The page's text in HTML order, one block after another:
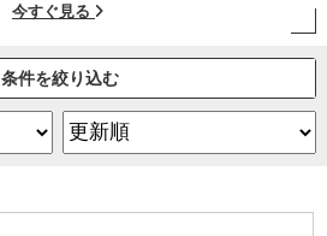
今すぐ見る
条件を絞り込む